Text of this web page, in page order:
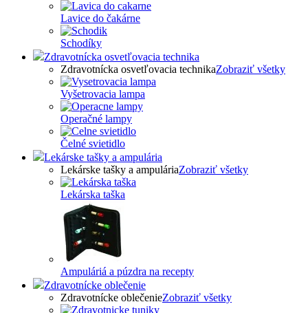
Lavice do čakárne
Schodíky
Zdravotnícka osvetľovacia technika
Zdravotnícka osvetľovacia technikaZobraziť všetky
Vyšetrovacia lampa
Operačné lampy
Čelné svietidlo
Lekárske tašky a ampulária
Lekárske tašky a ampuláriaZobraziť všetky
Lekárska taška
Ampuláriá a púzdra na recepty
Zdravotnícke oblečenie
Zdravotnícke oblečenieZobraziť všetky